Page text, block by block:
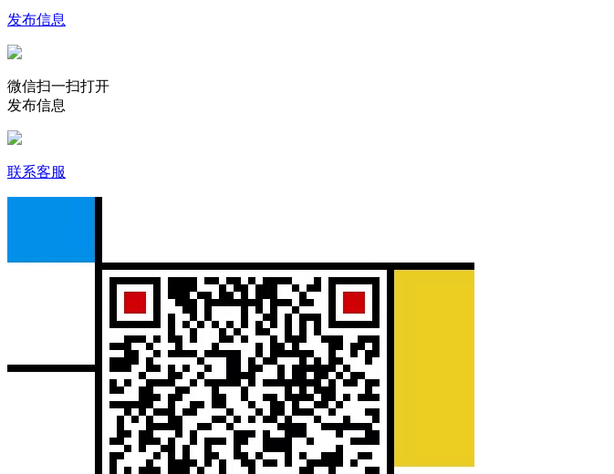
发布信息
微信扫一扫打开
发布信息
联系客服